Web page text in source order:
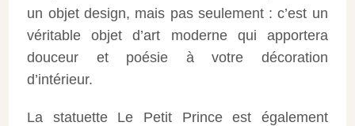
un objet design, mais pas seulement : c’est un
véritable objet d’art moderne qui apportera
douceur et poésie à votre décoration
d’intérieur.
La statuette Le Petit Prince est également